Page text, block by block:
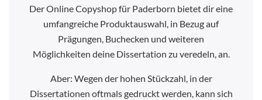
Der Online Copyshop für Paderborn bietet dir eine
umfangreiche Produktauswahl, in Bezug auf
Prägungen, Buchecken und weiteren
Möglichkeiten deine Dissertation zu veredeln, an.
Aber: Wegen der hohen Stückzahl, in der
Dissertationen oftmals gedruckt werden, kann sich